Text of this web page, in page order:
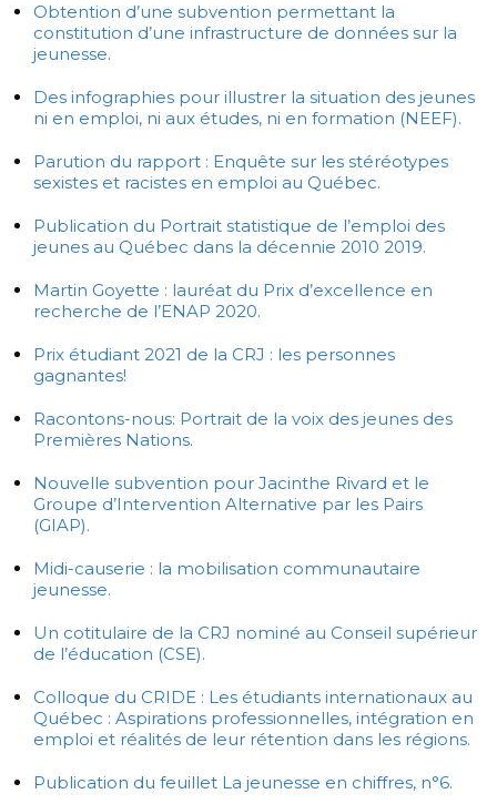
Obtention d’une subvention permettant la
constitution d’une infrastructure de données sur la
jeunesse.
Des infographies pour illustrer la situation des jeunes
ni en emploi, ni aux études, ni en formation (NEEF).
Parution du rapport : Enquête sur les stéréotypes
sexistes et racistes en emploi au Québec.
Publication du Portrait statistique de l’emploi des
jeunes au Québec dans la décennie 2010 2019.
Martin Goyette : lauréat du Prix d’excellence en
recherche de l’ENAP 2020.
Prix étudiant 2021 de la CRJ : les personnes
gagnantes!
Racontons-nous: Portrait de la voix des jeunes des
Premières Nations.
Nouvelle subvention pour Jacinthe Rivard et le
Groupe d’Intervention Alternative par les Pairs
(GIAP).
Midi-causerie : la mobilisation communautaire
jeunesse.
Un cotitulaire de la CRJ nominé au Conseil supérieur
de l’éducation (CSE).
Colloque du CRIDE : Les étudiants internationaux au
Québec : Aspirations professionnelles, intégration en
emploi et réalités de leur rétention dans les régions.
Publication du feuillet La jeunesse en chiffres, n°6.